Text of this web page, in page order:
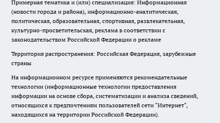
Примерная тематика и (или) специализация: Информационная
(новости города и района), информационно-аналитическая,
политическая, образовательная, спортивная, развлекательная,
культурно-просветительская, реклама в соответствии с
законодательством Российской Федерации о рекламе
Территория распространения: Российская Федерация, зарубежные
страны
На информационном ресурсе применяются рекомендательные
технологии (информационные технологии предоставления
информации на основе сбора, систематизации и анализа сведений,
относящихся к предпочтениям пользователей сети "Интернет",
находящихся на территории Российской Федерации).